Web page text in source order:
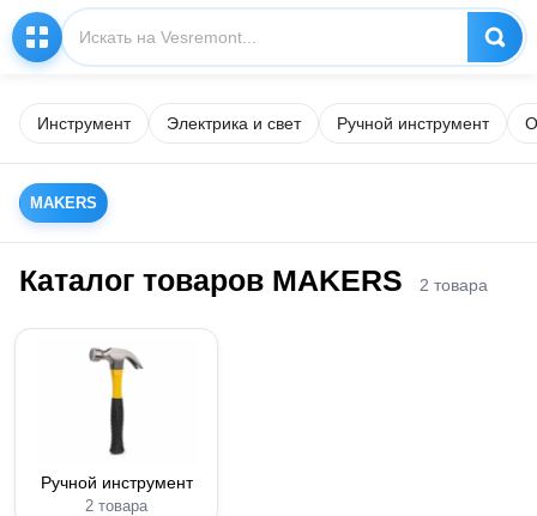
Инструмент Электрика и свет Ручной инструмент
MAKERS
Каталог товаров MAKERS 2 товара
Ручной инструмент
2 товара